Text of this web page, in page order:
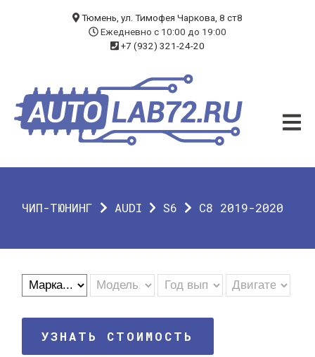
ЧИП-ТЮНИНГ
ДИАГНОСТИКА
ГАРАНТИЯ
Тюмень, ул. Тимофея Чаркова, 8 ст8
Ежедневно с 10:00 до 19:00
+7 (932) 321-24-20
ЧИП-ТЮНИНГ AUDI S6 C8 2019-2020
УЗНАТЬ СТОИМОСТЬ